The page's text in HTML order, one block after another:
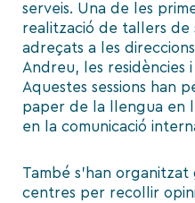
serveis. Una de les
realització de tallers de
adreçats a les
Andreu, les residències
Aquestes sessions han
paper de la llengua en
en la comunicació
També s’han
centres per recollir